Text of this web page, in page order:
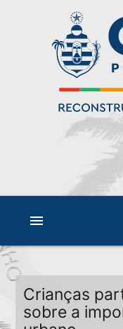
menu
Crianças
sobre a